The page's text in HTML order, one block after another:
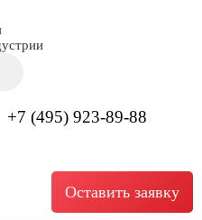
+7 (495) 923-89-88
Оставить заявку